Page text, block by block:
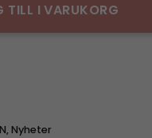
TILL I VARUKORG
,Nyheter